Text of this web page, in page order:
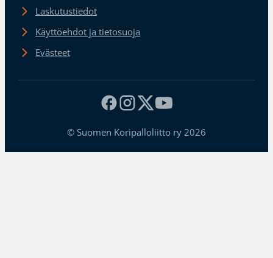
Laskutustiedot
Käyttöehdot ja tietosuoja
Evästeet
© Suomen Koripalloliitto ry 2026